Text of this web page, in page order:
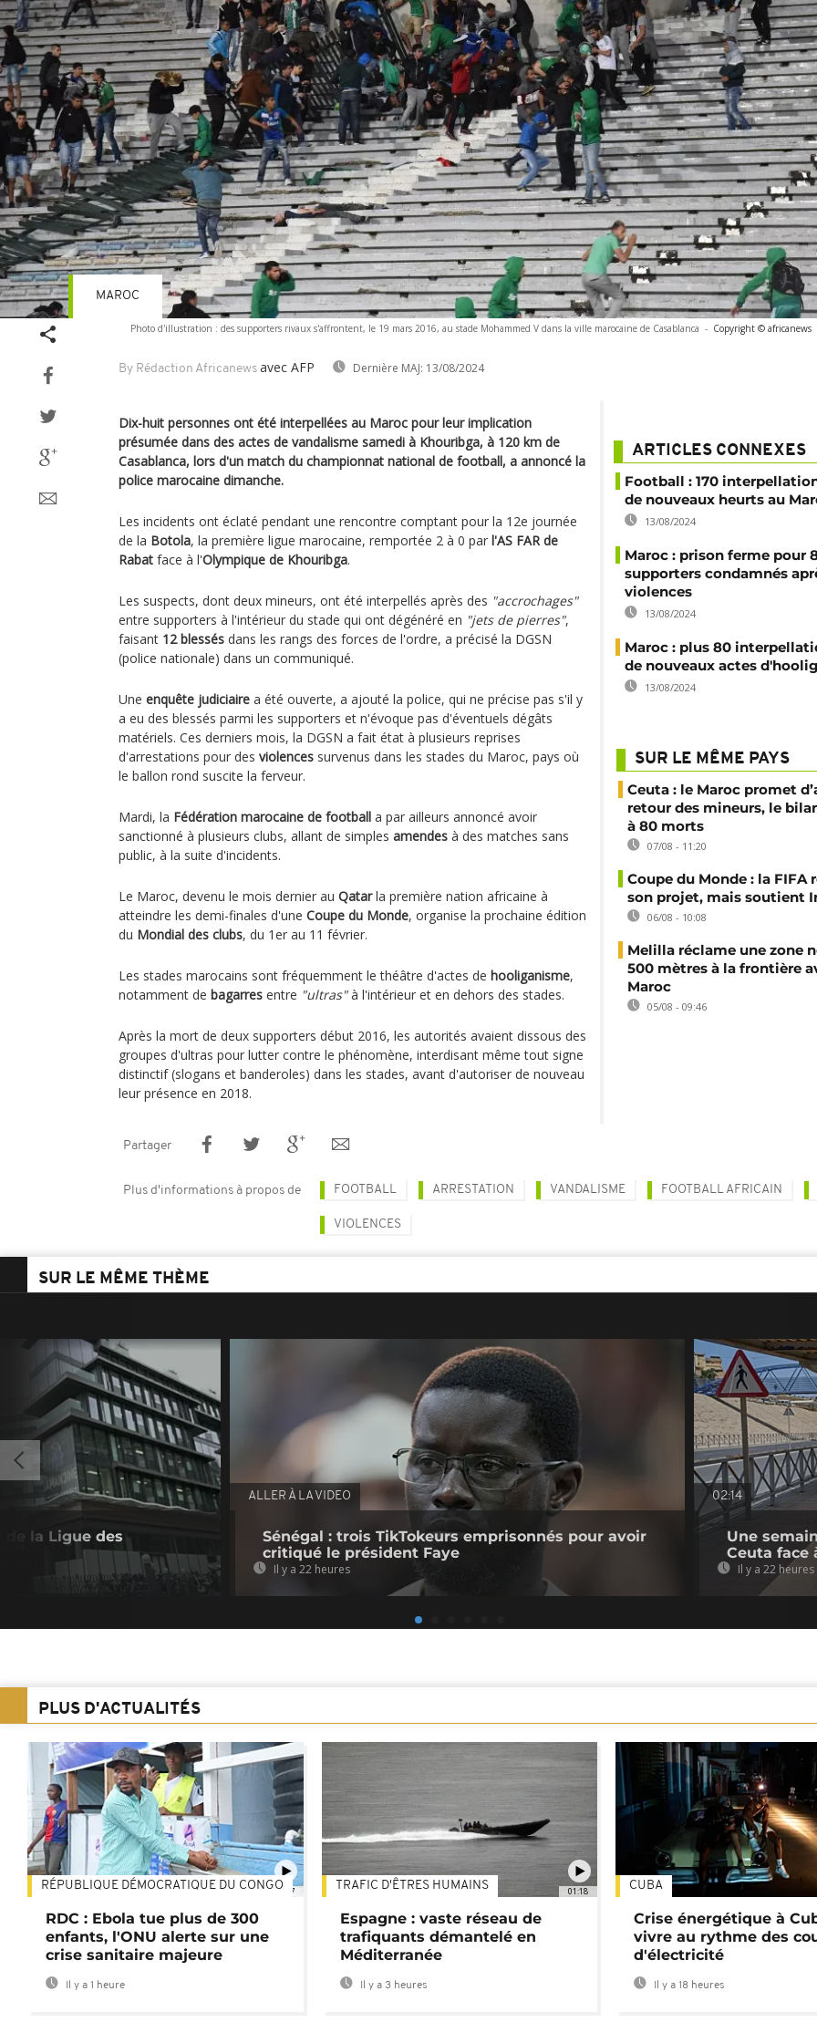
Photo d'illustration : des supporters rivaux s'affrontent, le 19 mars 2016, au stade Mohammed V dans la ville marocaine de Casablanca - Copyright © africanews
By Rédaction Africanews avec AFP Dernière MAJ: 13/08/2024
MAROC
Dix-huit personnes ont été interpellées au Maroc pour leur implication
présumée dans des actes de vandalisme samedi à Khouribga, à 120 km de
Casablanca, lors d'un match du championnat national de football, a annoncé la
police marocaine dimanche.
Les incidents ont éclaté pendant une rencontre comptant pour la 12e journée
de la Botola, la première ligue marocaine, remportée 2 à 0 par l'AS FAR de
Rabat face à l'Olympique de Khouribga.
Les suspects, dont deux mineurs, ont été interpellés après des "accrochages"
entre supporters à l'intérieur du stade qui ont dégénéré en "jets de pierres",
faisant 12 blessés dans les rangs des forces de l'ordre, a précisé la DGSN
(police nationale) dans un communiqué.
Une enquête judiciaire a été ouverte, a ajouté la police, qui ne précise pas s'il y
a eu des blessés parmi les supporters et n'évoque pas d'éventuels dégâts
matériels. Ces derniers mois, la DGSN a fait état à plusieurs reprises
d'arrestations pour des violences survenus dans les stades du Maroc, pays où
le ballon rond suscite la ferveur.
Mardi, la Fédération marocaine de football a par ailleurs annoncé avoir
sanctionné à plusieurs clubs, allant de simples amendes à des matches sans
public, à la suite d'incidents.
Le Maroc, devenu le mois dernier au Qatarla première nation africaine à
atteindre les demi-finales d'une Coupe du Monde, organise la prochaine édition
du Mondial des clubs, du 1er au 11 février.
Les stades marocains sont fréquemment le théâtre d'actes de hooliganisme,
notamment de bagarres entre "ultras"à l'intérieur et en dehors des stades.
Après la mort de deux supporters début 2016, les autorités avaient dissous des
groupes d'ultras pour lutter contre le phénomène, interdisant même tout signe
distinctif (slogans et banderoles) dans les stades, avant d'autoriser de nouveau
leur présence en 2018.
ARTICLES CONNEXES
Football : 170
de nouveaux heurts au
13/08/2024
Maroc : prison ferme pour
supporters condamnés
violences
13/08/2024
Maroc : plus 80
de nouveaux actes
13/08/2024
SUR LE MÊME PAYS
Ceuta : le Maroc promet
retour des mineurs, le
à 80 morts
07/08 - 11:20
Coupe du Monde : la FIFA
son projet, mais soutient
06/08 - 10:08
Melilla réclame une zone
500 mètres à la frontière
Maroc
05/08 - 09:46
Partager
Plus d'informations à propos de FOOTBALL ARRESTATION VANDALISME FOOTBALL AFRICAIN
VIOLENCES
SUR LE MÊME THÈME
de la Ligue des
ALLER À LA VIDEO
Sénégal : trois TikTokeurs emprisonnés pour avoir
critiqué le président Faye
Il y a 22 heures
02:14
Une
Ceuta face
Il y a 22 heures
PLUS D'ACTUALITÉS
01:47
RÉPUBLIQUE DÉMOCRATIQUE DU CONGO
RDC : Ebola tue plus de 300
enfants, l'ONU alerte sur une
crise sanitaire majeure
Il y a 1 heure
01:18
TRAFIC D'ÊTRES HUMAINS
Espagne : vaste réseau de
trafiquants démantelé en
Méditerranée
Il y a 3 heures
CUBA
Crise énergétique à
vivre au rythme des
d'électricité
Il y a 18 heures